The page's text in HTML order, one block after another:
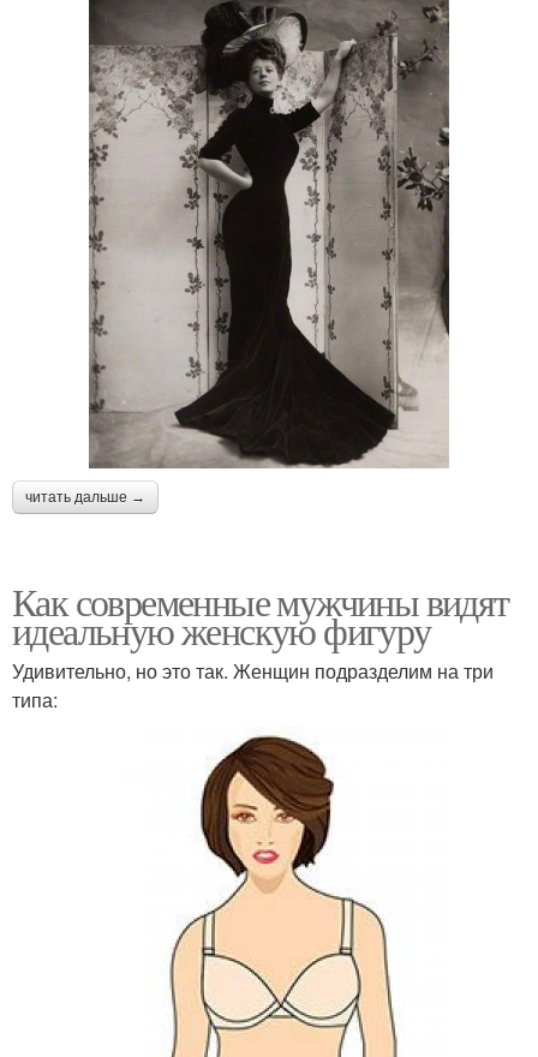
читать дальше →
Как современные мужчины видят
идеальную женскую фигуру
Удивительно, но это так. Женщин подразделим на три
типа: